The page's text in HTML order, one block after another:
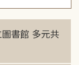
圖書館 多元共